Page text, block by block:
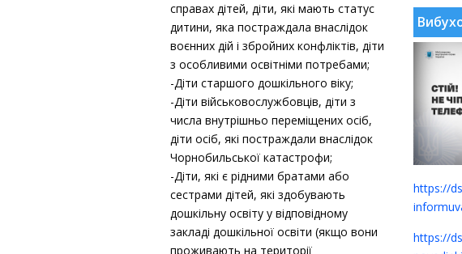
справах дітей, діти, які мають статус
дитини, яка постраждала внаслідок
воєнних дій і збройних конфліктів, діти
з особливими освітніми потребами;
-Діти старшого дошкільного віку;
-Діти військовослужбовців, діти з
числа внутрішньо переміщених осіб,
діти осіб, які постраждали внаслідок
Чорнобильської катастрофи;
-Діти, які є рідними братами або
сестрами дітей, які здобувають
дошкільну освіту у відповідному
закладі дошкільної освіти (якщо вони
проживають на території
https://
https://